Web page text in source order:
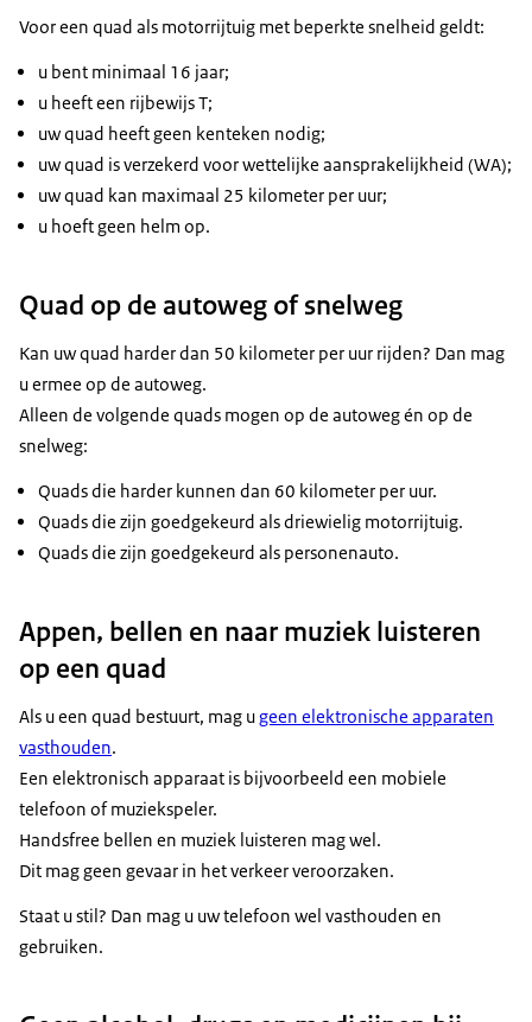
Voor een quad als motorrijtuig met beperkte snelheid geldt:
u bent minimaal 16 jaar;
u heeft een rijbewijs T;
uw quad heeft geen kenteken nodig;
uw quad is verzekerd voor wettelijke aansprakelijkheid (WA);
uw quad kan maximaal 25 kilometer per uur;
u hoeft geen helm op.
Quad op de autoweg of snelweg
Kan uw quad harder dan 50 kilometer per uur rijden? Dan mag
u ermee op de autoweg.
Alleen de volgende quads mogen op de autoweg én op de
snelweg:
Quads die harder kunnen dan 60 kilometer per uur.
Quads die zijn goedgekeurd als driewielig motorrijtuig.
Quads die zijn goedgekeurd als personenauto.
Appen, bellen en naar muziek luisteren
op een quad
Als u een quad bestuurt, mag ugeen elektronische apparaten
vasthouden.
Een elektronisch apparaat is bijvoorbeeld een mobiele
telefoon of muziekspeler.
Handsfree bellen en muziek luisteren mag wel.
Dit mag geen gevaar in het verkeer veroorzaken.
Staat u stil? Dan mag u uw telefoon wel vasthouden en
gebruiken.